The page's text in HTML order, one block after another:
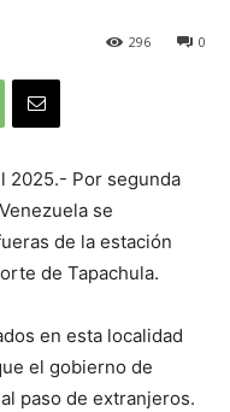
0
296
2025.- Por segunda
se
de la estación
de Tapachula.
en esta localidad
el gobierno de
paso de extranjeros.